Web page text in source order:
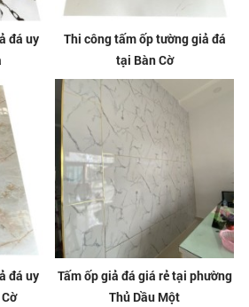
đá uy
Thi công tấm ốp tường giả đá
tại Bàn Cờ
đá uy
Tấm ốp giả đá giá rẻ tại phường
Thủ Dầu Một